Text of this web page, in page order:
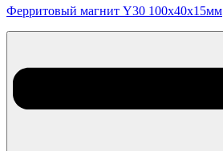
Ферритовый магнит Y30 100x40x15мм